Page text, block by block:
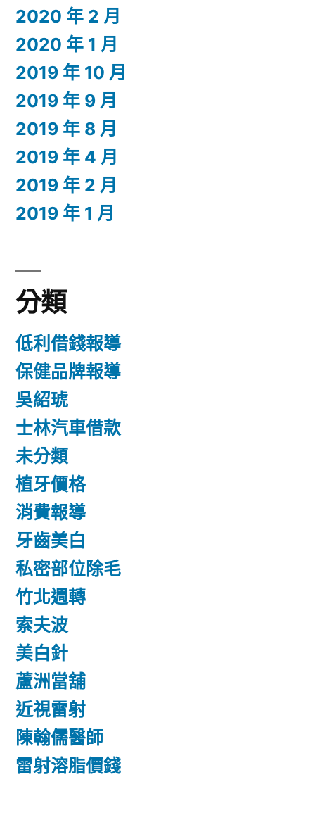
2020 年 2 月
2020 年 1 月
2019 年 10 月
2019 年 9 月
2019 年 8 月
2019 年 4 月
2019 年 2 月
2019 年 1 月
分類
低利借錢報導
保健品牌報導
吳紹琥
士林汽車借款
未分類
植牙價格
消費報導
牙齒美白
私密部位除毛
竹北週轉
索夫波
美白針
蘆洲當舖
近視雷射
陳翰儒醫師
雷射溶脂價錢